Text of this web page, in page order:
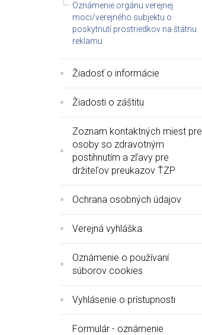
Oznámenie orgánu verejnej
moci/verejného subjektu o
poskytnutí prostriedkov na štátnu
reklamu
Žiadosť o informácie
Žiadosti o záštitu
Zoznam kontaktných miest pre
osoby so zdravotným
postihnutím a zľavy pre
držiteľov preukazov ŤZP
Ochrana osobných údajov
Verejná vyhláška
Oznámenie o používaní
súborov cookies
Vyhlásenie o prístupnosti
Formulár - oznámenie